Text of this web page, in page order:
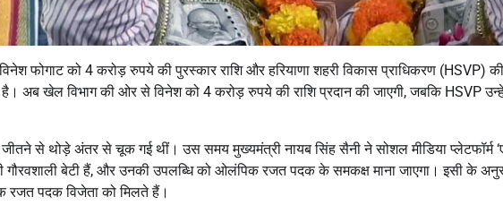
फोगाट को 4 करोड़ रुपये की पुरस्कार राशि और हरियाणा शहरी विकास प्राधिकरण (HSVP)
अब खेल विभाग की ओर से विनेश को 4 करोड़ रुपये की राशि प्रदान की जाएगी, जबकि HSVP
से थोड़े अंतर से चूक गई थीं। उस समय मुख्यमंत्री नायब सिंह सैनी ने सोशल मीडिया प्लेटफॉर्म
गौरवशाली बेटी हैं, और उनकी उपलब्धि को ओलंपिक रजत पदक के समकक्ष माना जाएगा। इसी के
रजत पदक विजेता को मिलते हैं।